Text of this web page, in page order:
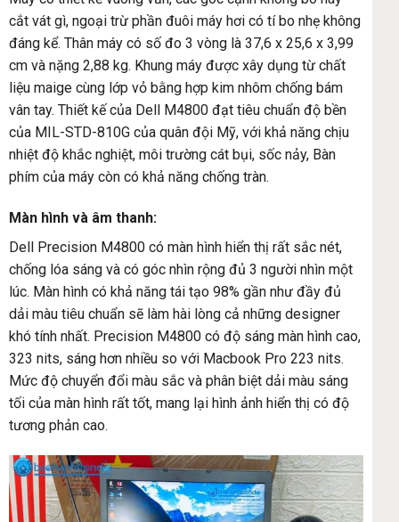
cắt vát gì, ngoại trừ phần đuôi máy hơi có tí bo nhẹ không
đáng kể. Thân máy có số đo 3 vòng là 37,6 x 25,6 x 3,99
cm và nặng 2,88 kg. Khung máy được xây dụng từ chất
liệu maige cùng lớp vỏ bằng hợp kim nhôm chống bám
vân tay. Thiết kế của Dell M4800 đạt tiêu chuẩn độ bền
của MIL-STD-810G của quân đội Mỹ, với khả năng chịu
nhiệt độ khắc nghiệt, môi trường cát bụi, sốc nảy, Bàn
phím của máy còn có khả năng chống tràn.
Màn hình và âm thanh:
Dell Precision M4800 có màn hình hiển thị rất sắc nét,
chống lóa sáng và có góc nhìn rộng đủ 3 người nhìn một
lúc. Màn hình có khả năng tái tạo 98% gần như đầy đủ
dải màu tiêu chuẩn sẽ làm hài lòng cả những designer
khó tính nhất. Precision M4800 có độ sáng màn hình cao,
323 nits, sáng hơn nhiều so với Macbook Pro 223 nits.
Mức độ chuyển đổi màu sắc và phân biệt dải màu sáng
tối của màn hình rất tốt, mang lại hình ảnh hiển thị có độ
tương phản cao.